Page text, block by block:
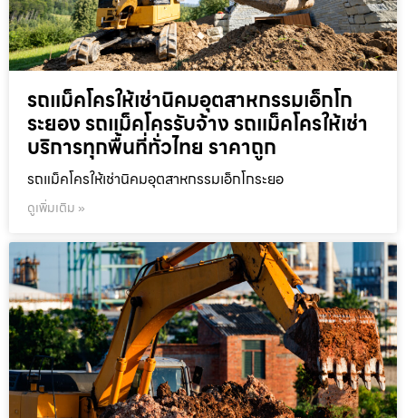
รถแม็คโครให้เช่านิคมอุตสาหกรรมเอ็กโก
ระยอง รถแม็คโครรับจ้าง รถแม็คโครให้เช่า
บริการทุกพื้นที่ทั่วไทย ราคาถูก
รถแม็คโครให้เช่านิคมอุตสาหกรรมเอ็กโกระยอ
ดูเพิ่มเติม »